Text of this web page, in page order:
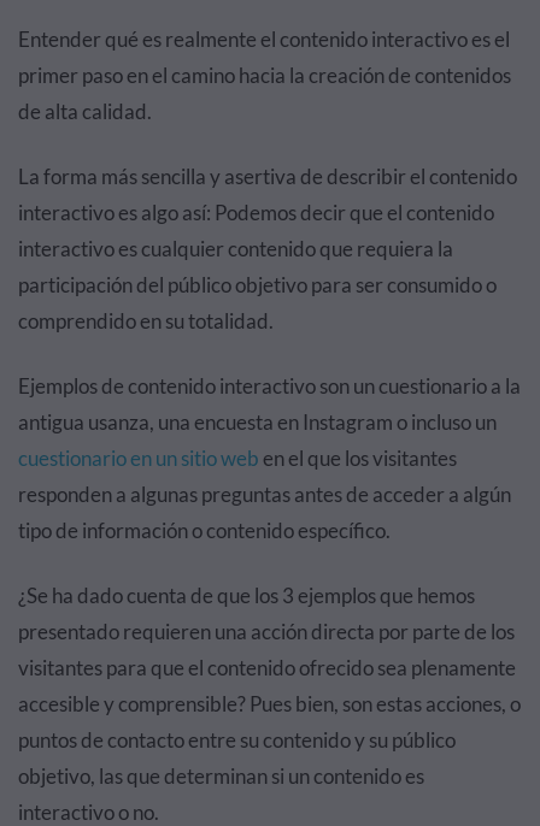
Entender qué es realmente el contenido interactivo es el
primer paso en el camino hacia la creación de contenidos
de alta calidad.
La forma más sencilla y asertiva de describir el contenido
interactivo es algo así: Podemos decir que el contenido
interactivo es cualquier contenido que requiera la
participación del público objetivo para ser consumido o
comprendido en su totalidad.
Ejemplos de contenido interactivo son un cuestionario a la
antigua usanza, una encuesta en Instagram o incluso un
cuestionario en un sitio web en el que los visitantes
responden a algunas preguntas antes de acceder a algún
tipo de información o contenido específico.
¿Se ha dado cuenta de que los 3 ejemplos que hemos
presentado requieren una acción directa por parte de los
visitantes para que el contenido ofrecido sea plenamente
accesible y comprensible? Pues bien, son estas acciones, o
puntos de contacto entre su contenido y su público
objetivo, las que determinan si un contenido es
interactivo o no.